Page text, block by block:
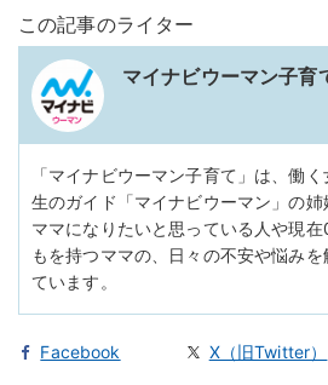
この記事のライター
マイナビウーマン子育
「マイナビウーマン子育て」は、働
生のガイド「マイナビウーマン」の
ママになりたいと思っている人や現
もを持つママの、日々の不安や悩み
ています。
Facebook X（旧Twitter）